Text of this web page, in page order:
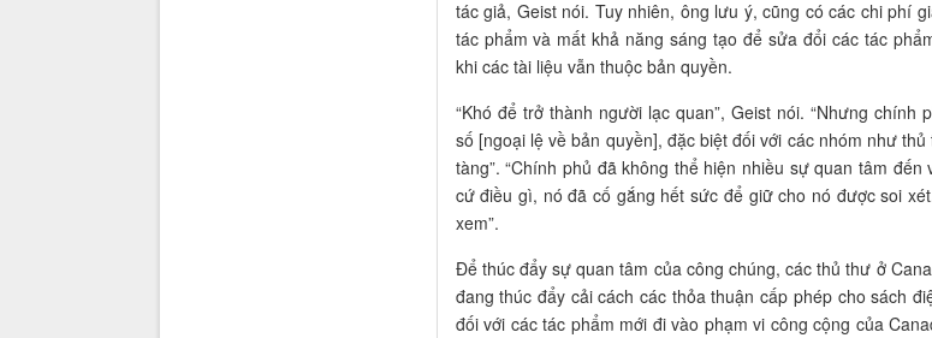
tác giả, Geist nói. Tuy nhiên, ông lưu ý, cũng có các chi phí
tác phẩm và mất khả năng sáng tạo để sửa đổi các tác
khi các tài liệu vẫn thuộc bản quyền.
“Khó để trở thành người lạc quan”, Geist nói. “Nhưng chính
số [ngoại lệ về bản quyền], đặc biệt đối với các nhóm như
tàng”. “Chính phủ đã không thể hiện nhiều sự quan tâm đến
cứ điều gì, nó đã cố gắng hết sức để giữ cho nó được soi
xem”.
Để thúc đẩy sự quan tâm của công chúng, các thủ thư ở
đang thúc đẩy cải cách các thỏa thuận cấp phép cho sách
đối với các tác phẩm mới đi vào phạm vi công cộng của